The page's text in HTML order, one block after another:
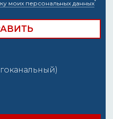
моих персональных данных*